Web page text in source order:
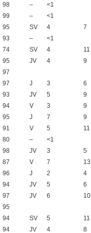
98 –
<1
99 –
<1
95 SV 4
7
93 –
<1
74 SV 4
11
95 JV 4
9
97
97 J 3
6
93 JV 5
9
94 V 3
9
95 J 7
9
91 V 5
11
80 –
<1
98 JV 3
5
87 V 7
13
96 J 2
4
94 JV 5
6
97 JV 6
10
95
94 SV 5
11
94 JV 4
8